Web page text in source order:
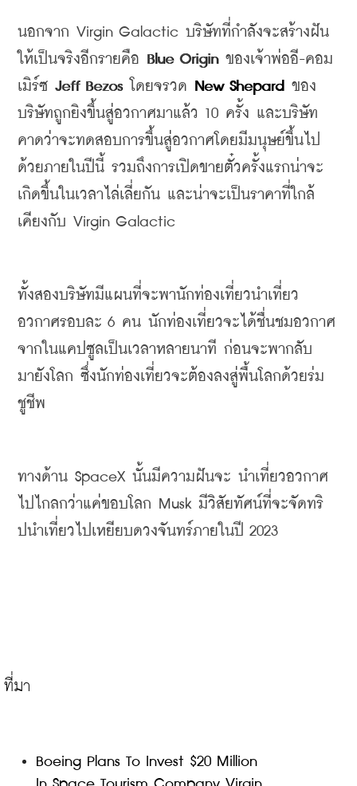
นอกจาก Virgin Galactic บริษัทที่กำลังจะสร้างฝัน
ให้เป็นจริงอีกรายคือ Blue Origin ของเจ้าพ่ออี-คอม
เมิร์ซ Jeff Bezos โดยจรวด New Shepard
ของ
บริษัทถูกยิงขึ้นสู่อวกาศมาแล้ว 10 ครั้ง และบริษัท
คาดว่าจะทดสอบการขึ้นสู่อวกาศโดยมีมนุษย์ขึ้นไป
ด้วยภายในปีนี้ รวมถึงการเปิดขายตั๋วครั้งแรกน่าจะ
เกิดขึ้นในเวลาไล่เลี่ยกัน และน่าจะเป็นราคาที่ใกล้
เคียงกับ Virgin Galactic
ทั้งสองบริษัทมีแผนที่จะพานักท่องเที่ยวนำเที่ยว
อวกาศรอบละ 6 คน นักท่องเที่ยวจะได้ชื่นชมอวกาศ
จากในแคปซูลเป็นเวลาหลายนาที ก่อนจะพากลับ
มายังโลก ซึ่งนักท่องเที่ยวจะต้องลงสู่พื้นโลกด้วยร่ม
ชูชีพ
ทางด้าน SpaceX นั้นมีความฝันจะ นำเที่ยวอวกาศ
ไปไกลกว่าแค่ขอบโลก
Musk มีวิสัยทัศน์ที่จะจัดทริ
ปนำเที่ยวไปเหยียบดวงจันทร์ภายในปี 2023
Boeing Plans To Invest $20 Million